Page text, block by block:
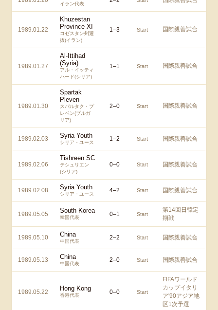
イラン代表
1989.01.22
Khuzestan
Province XI
コゼスタン州選
抜(イラン)
1–3 Start 国際親善試合
1989.01.27
Al-Ittihad
(Syria)
アル・イッティ
ハード(シリア)
1–1 Start 国際親善試合
1989.01.30
Spartak
Pleven
スパルタク・プ
レベン(ブルガ
リア)
2–0 Start 国際親善試合
1989.02.03 Syria Youth
シリア・ユース
1–2 Start 国際親善試合
1989.02.06
Tishreen SC
テシュリエン
(シリア)
0–0 Start 国際親善試合
1989.02.08 Syria Youth
シリア・ユース
4–2 Start 国際親善試合
1989.05.05 South Korea
韓国代表 0–1 Start
第14回日韓定
期戦
1989.05.10 China
中国代表
2–2 Start 国際親善試合
1989.05.13 China
中国代表
2–0 Start 国際親善試合
1989.05.22 Hong Kong
香港代表 0–0 Start
FIFAワールド
カップイタリ
ア'90アジア地
区1次予選